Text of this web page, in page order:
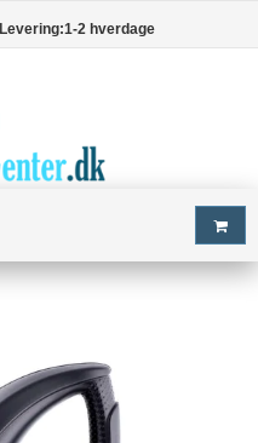
Levering:1-2 hverdage